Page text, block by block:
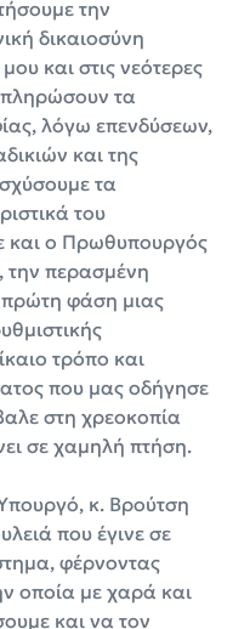
την
δικαιοσύνη
και στις νεότερες
πληρώσουν τα
λόγω επενδύσεων,
και της
τα
του
και ο Πρωθυπουργός
την περασμένη
φάση μιας
τρόπο και
που μας οδήγησε
στη χρεοκοπία
σε χαμηλή πτήση.
κ. Βρούτση
που έγινε σε
φέρνοντας
οποία με χαρά και
και να τον